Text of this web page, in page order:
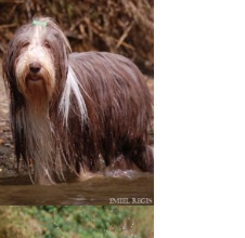
Štěňátka „P“
štěňátka „O“
štěňátka „N“
štěňátka „M“
štěňátka „L“
Tabulka dědičnosti barev
Bearded collie a DLK
Bearded collie a CEA
Progresivní retinální
atrofie a bearded collie